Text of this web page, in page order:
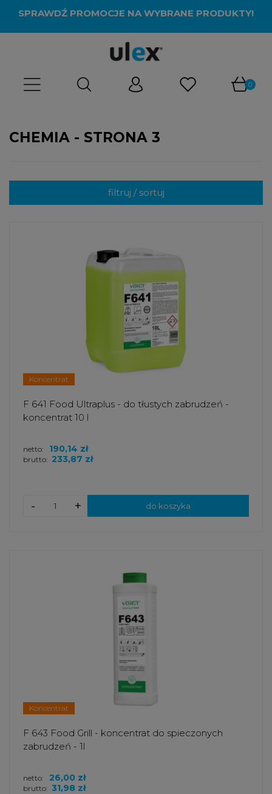
SPRAWDŹ PROMOCJE NA WYBRANE PRODUKTY!
CHEMIA - STRONA 3
filtruj / sortuj
Koncentrat
F 641 Food Ultraplus - do tłustych zabrudzeń -
koncentrat 10 l
brutto: 233,87 zł
netto: 190,14 zł
+
- do koszyka
Koncentrat
F 643 Food Grill - koncentrat do spieczonych
zabrudzeń - 1l
brutto: 31,98 zł
netto: 26,00 zł